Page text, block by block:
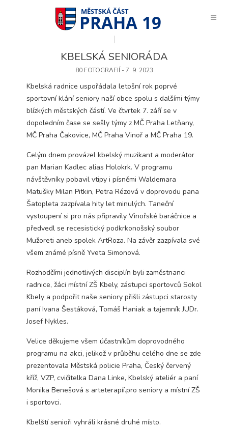
PRAHA 19
KBELSKÁ SENIORÁDA
80 FOTOGRAFIÍ - 7. 9. 2023
Kbelská radnice uspořádala letošní rok poprvé
sportovní klání seniory naší obce spolu s dalšími týmy
blízkých městských částí. Ve čtvrtek 7. září se v
dopoledním čase se sešly týmy z MČ Praha Letňany,
MČ Praha Čakovice, MČ Praha Vinoř a MČ Praha 19.
Celým dnem provázel kbelský muzikant a moderátor
pan Marian Kadlec alias Holokrk. V programu
návštěvníky pobavil vtipy i písněmi Waldemara
Matušky Milan Pitkin, Petra Rézová v doprovodu pana
Šatopleta zazpívala hity let minulých. Taneční
vystoupení si pro nás připravily Vinořské baráčnice a
předvedl se recesistický podkrkonošský soubor
Mužoreti aneb spolek ArtRoza. Na závěr zazpívala své
všem známé písně Yveta Simonová.
Rozhodčími jednotlivých disciplín byli zaměstnanci
radnice, žáci místní ZŠ Kbely, zástupci sportovců Sokol
Kbely a podpořit naše seniory přišli zástupci starosty
paní Ivana Šestáková, Tomáš Haniak a tajemník JUDr.
Josef Nykles.
Velice děkujeme všem účastníkům doprovodného
programu na akci, jelikož v průběhu celého dne se zde
prezentovala Městská policie Praha, Český červený
kříž, VZP, cvičitelka Dana Linke, Kbelský ateliér a paní
Monika Benešová s arteterapíí.pro seniory a místní ZŠ
i sportovci.
Kbelští senioři vyhráli krásné druhé místo.
Technické
cookies
Technické
cookies jsou
nezbytné pro
fungování
webu a všech
funkcí, které
Nepožadujeme
technických
cookies na
našem webu. Z
tohoto důvodu
technické
cookies
deaktivovány